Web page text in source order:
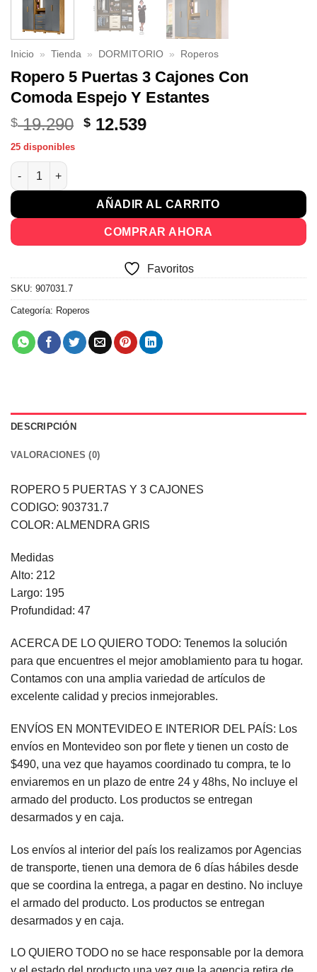
Inicio » Tienda » DORMITORIO » Roperos
Ropero 5 Puertas 3 Cajones Con
Comoda Espejo Y Estantes
$19.290 El
$ 19.290.
$ 12.539El
$ 12.539.
25 disponibles
Ropero 5 Puertas 3 Cajones Con Comoda Espejo Y Estantes
AÑADIR AL CARRITO
COMPRAR AHORA
Favoritos
SKU: 907031.7
Categoría: Roperos
DESCRIPCIÓN
VALORACIONES (0)
ROPERO 5 PUERTAS Y 3 CAJONES
CODIGO: 903731.7
COLOR: ALMENDRA GRIS
Medidas
Alto: 212
Largo: 195
Profundidad: 47
ACERCA DE LO QUIERO TODO: Tenemos la solución
para que encuentres el mejor amoblamiento para tu hogar.
Contamos con una amplia variedad de artículos de
excelente calidad y precios inmejorables.
ENVÍOS EN MONTEVIDEO E INTERIOR DEL PAÍS: Los
envíos en Montevideo son por flete y tienen un costo de
$490, una vez que hayamos coordinado tu compra, te lo
enviaremos en un plazo de entre 24 y 48hs, No incluye el
armado del producto. Los productos se entregan
desarmados y en caja.
Los envíos al interior del país los realizamos por Agencias
de transporte, tienen una demora de 6 días hábiles desde
que se coordina la entrega, a pagar en destino. No incluye
el armado del producto. Los productos se entregan
desarmados y en caja.
LO QUIERO TODO no se hace responsable por la demora